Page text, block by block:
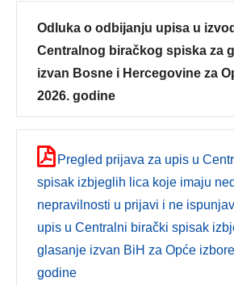
Odluka o odbijanju upisa u
Centralnog biračkog spiska za
izvan Bosne i Hercegovine za
2026. godine
Pregled prijava za upis u
spisak izbjeglih lica koje imaju
nepravilnosti u prijavi i ne
upis u Centralni birački spisak
glasanje izvan BiH za Opće
godine